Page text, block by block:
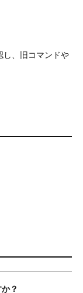
、旧コマンドや
？